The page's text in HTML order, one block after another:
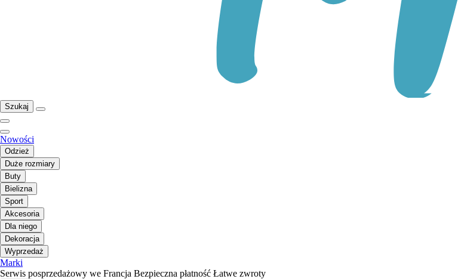
Szukaj
Nowości
Odzież
Duże rozmiary
Buty
Bielizna
Sport
Akcesoria
Dla niego
Dekoracja
Wyprzedaż
Marki
Serwis posprzedażowy we Francja Bezpieczna płatność Łatwe zwroty